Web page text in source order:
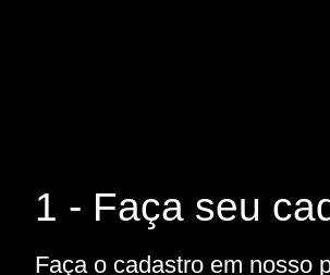
1 - Faça seu
Faça o cadastro em nosso